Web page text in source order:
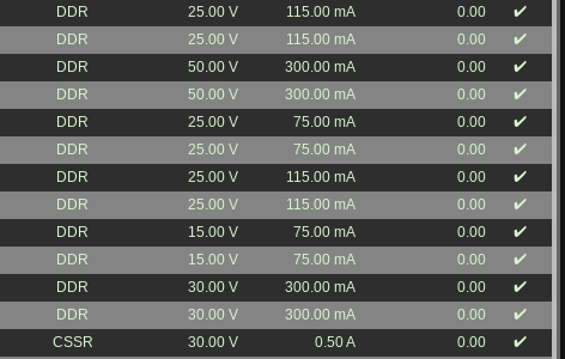
DDR 25.00 V 115.00 mA 0.00
✔️
DDR 25.00 V 115.00 mA 0.00
✔️
DDR 50.00 V 300.00 mA 0.00
✔️
DDR 50.00 V 300.00 mA 0.00
✔️
DDR 25.00 V 75.00 mA 0.00
✔️
DDR 25.00 V 75.00 mA 0.00
✔️
DDR 25.00 V 115.00 mA 0.00
✔️
DDR 25.00 V 115.00 mA 0.00
✔️
DDR 15.00 V 75.00 mA 0.00
✔️
DDR 15.00 V 75.00 mA 0.00
✔️
DDR 30.00 V 300.00 mA 0.00
✔️
DDR 30.00 V 300.00 mA 0.00
✔️
CSSR 30.00 V 0.50 A 0.00
✔️